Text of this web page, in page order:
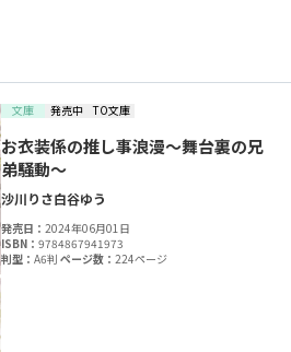
文庫 発売中 TO文庫
お衣装係の推し事浪漫～舞台裏の兄
弟騒動～
沙川りさ白谷ゆう
発売日：2024年06月01日
ISBN：9784867941973
判型：A6判ページ数：224ページ